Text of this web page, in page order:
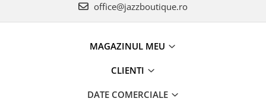
office@jazzboutique.ro
MAGAZINUL MEU
CLIENTI
DATE COMERCIALE